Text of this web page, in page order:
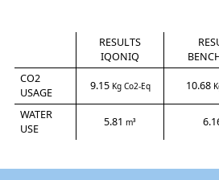
RESULTS
IQONIQ
CO2
USAGE
9.15 Kg Co2-Eq 10.68
WATER
USE
5.81 m³